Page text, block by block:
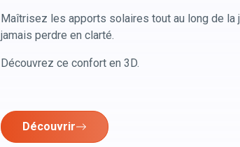
Maîtrisez les apports solaires tout au long de la
jamais perdre en clarté.
Découvrez ce confort en 3D.
Découvrir